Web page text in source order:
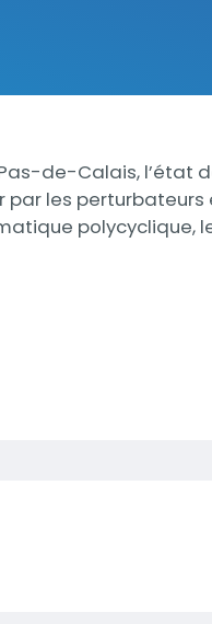
de-Calais, l’état
les perturbateurs
polycyclique,